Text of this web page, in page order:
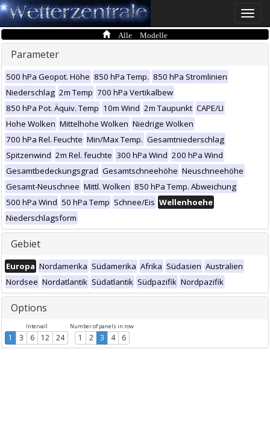
Toggle
Alle Modelle
Parameter
500 hPa Geopot. Höhe 850 hPa Temp. 850 hPa Stromlinien
Niederschlag 2m Temp 700 hPa Vertikalbew
850 hPa Pot. Äquiv. Temp 10m Wind 2m Taupunkt CAPE/LI
Hohe Wolken Mittelhohe Wolken Niedrige Wolken
700 hPa Rel. Feuchte Min/Max Temp. Gesamtniederschlag
Spitzenwind 2m Rel. feuchte 300 hPa Wind 200 hPa Wind
Gesamtbedeckungsgrad Gesamtschneehöhe Neuschneehöhe
Gesamt-Neuschnee Mittl. Wolken 850 hPa Temp. Abweichung
500 hPa Wind 50 hPa Temp Schnee/Eis Wellenhoehe
Niederschlagsform
Gebiet
Europa Nordamerika Südamerika Afrika Südasien Australien
Nordsee Nordatlantik Südatlantik Südpazifik Nordpazifik
Options
Intervall
1 3 6 12 24
Number of panels in row
1 2 3 4 6